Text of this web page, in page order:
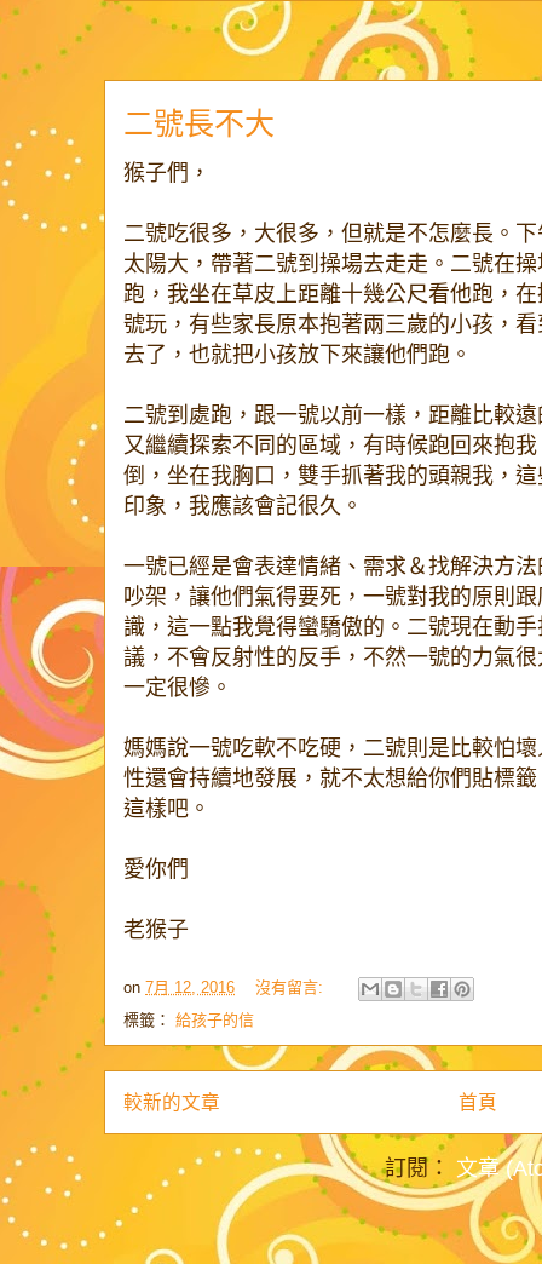
二號長不大
猴子們，
二號吃很多，大很多，但就是不怎麼長。
太陽大，帶著二號到操場去走走。二號在
跑，我坐在草皮上距離十幾公尺看他跑，
號玩，有些家長原本抱著兩三歲的小孩，
去了，也就把小孩放下來讓他們跑。
二號到處跑，跟一號以前一樣，距離比較
又繼續探索不同的區域，有時候跑回來抱
倒，坐在我胸口，雙手抓著我的頭親我，
印象，我應該會記很久。
一號已經是會表達情緒、需求＆找解決方
吵架，讓他們氣得要死，一號對我的原則
識，這一點我覺得蠻驕傲的。二號現在動
議，不會反射性的反手，不然一號的力氣
一定很慘。
媽媽說一號吃軟不吃硬，二號則是比較怕
性還會持續地發展，就不太想給你們貼標
這樣吧。
愛你們
老猴子
on 7月 12, 2016
沒有留言:
標籤： 給孩子的信
較新的文章 首頁
訂閱： 文章